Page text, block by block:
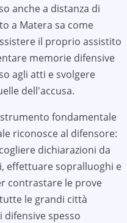
anche a distanza di
a Matera sa come
il proprio assistito
memorie difensive
agli atti e svolgere
dell'accusa.
fondamentale
riconosce al difensore:
dichiarazioni da
effettuare sopralluoghi e
contrastare le prove
le grandi città
difensive spesso